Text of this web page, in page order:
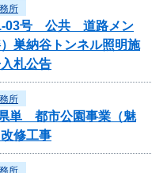
所
03号 公共 道路メン
巣納谷トンネル照明施
札公告
所
県単 都市公園事業（魅
修工事
所